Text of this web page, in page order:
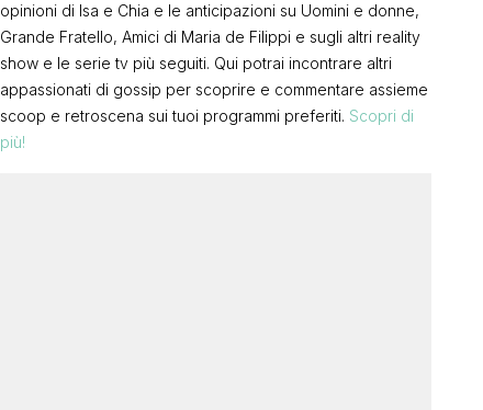
opinioni di Isa e Chia e le anticipazioni su Uomini e donne,
Grande Fratello, Amici di Maria de Filippi e sugli altri reality
show e le serie tv più seguiti. Qui potrai incontrare altri
appassionati di gossip per scoprire e commentare assieme
scoop e retroscena sui tuoi programmi preferiti. Scopri di
più!